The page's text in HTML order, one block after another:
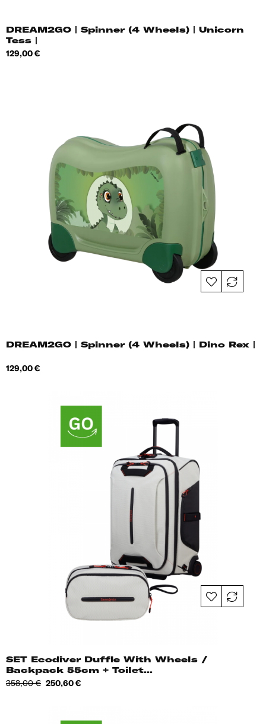
DREAM2GO | Spinner (4 Wheels) | Unicorn
Tess |
Hind
129,00 €
DREAM2GO | Spinner (4 Wheels) | Dino Rex |
Hind
129,00 €
SET Ecodiver Duffle With Wheels /
Backpack 55cm + Toilet...
Tavahind
358,00 € Hind
250,60 €